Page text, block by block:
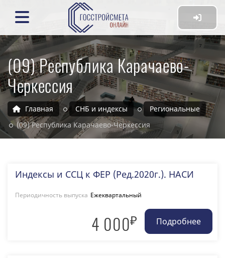
(09) Республика Карачаево-
Черкессия
Главная СНБ и индексы
Региональные
(09) Республика Карачаево-Черкессия
Индексы и ССЦ к ФЕР (Ред.2020г.). НАСИ
Периодичность выпуска Ежеквартальный
4 000₽